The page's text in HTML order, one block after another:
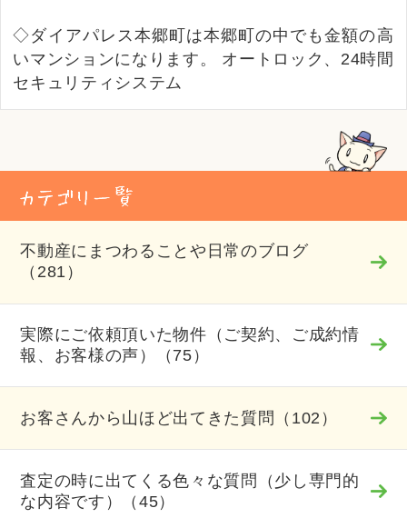
◇ダイアパレス本郷町は本郷町の中でも金額の高
いマンションになります。 オートロック、24時間
セキュリティシステム
不動産にまつわることや日常のブログ
（281）
実際にご依頼頂いた物件（ご契約、ご成約情
報、お客様の声）（75）
お客さんから山ほど出てきた質問（102）
査定の時に出てくる色々な質問（少し専門的
な内容です）（45）